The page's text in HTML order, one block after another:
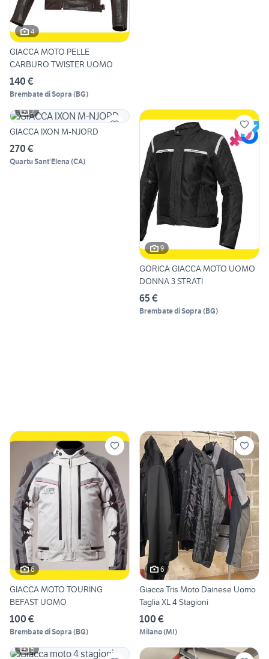
4
GIACCA MOTO PELLE
CARBURO TWISTER UOMO
140 €
Brembate di Sopra (BG)
2
GIACCA IXON M-NJORD
270 €
Quartu Sant'Elena (CA)
9
GORICA GIACCA MOTO UOMO
DONNA 3 STRATI
65 €
Brembate di Sopra (BG)
6
GIACCA MOTO TOURING
BEFAST UOMO
100 €
Brembate di Sopra (BG)
6
Giacca Tris Moto Dainese Uomo
Taglia XL 4 Stagioni
100 €
Milano(MI)
5